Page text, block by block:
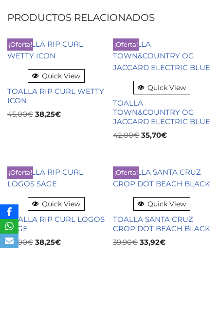
PRODUCTOS RELACIONADOS
¡Oferta!
Quick View
TOALLA RIP CURL WETTY
ICON
45,00€ 38,25€
¡Oferta!
Quick View
TOALLA
TOWN&COUNTRY OG
JACCARD ELECTRIC BLUE
42,00€ 35,70€
¡Oferta!
Quick View
TOALLA RIP CURL LOGOS
SAGE
45,00€ 38,25€
¡Oferta!
Quick View
TOALLA SANTA CRUZ
CROP DOT BEACH BLACK
39,90€ 33,92€